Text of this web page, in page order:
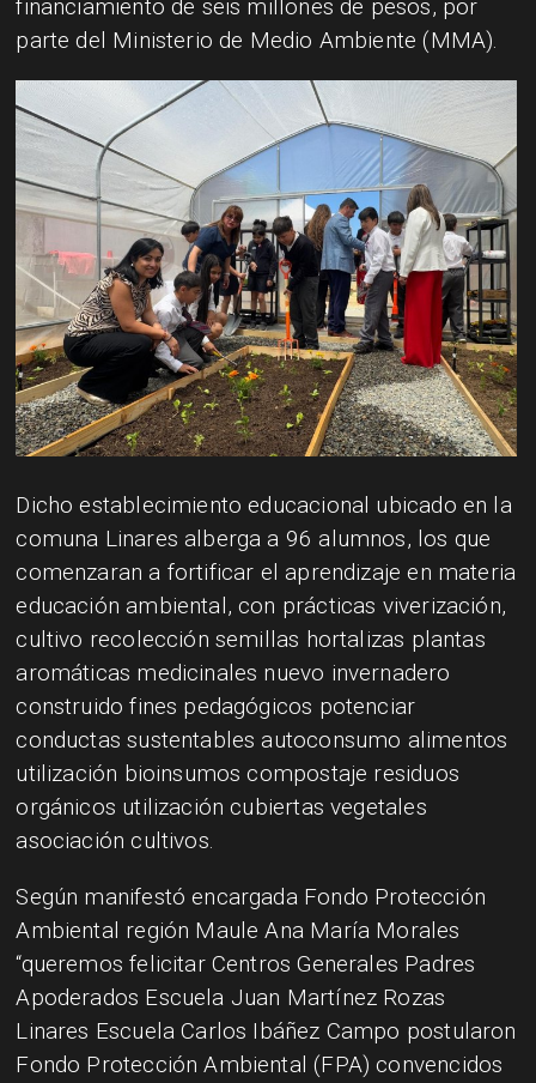
financiamiento de seis millones de pesos, por
parte del Ministerio de Medio Ambiente (MMA).
Dicho establecimiento educacional ubicado en la
comuna Linares alberga a 96 alumnos, los que
comenzaran a fortificar el aprendizaje en materia
educación ambiental, con prácticas viverización,
cultivo recolección semillas hortalizas plantas
aromáticas medicinales nuevo invernadero
construido fines pedagógicos potenciar
conductas sustentables autoconsumo alimentos
utilización bioinsumos compostaje residuos
orgánicos utilización cubiertas vegetales
asociación cultivos.
Según manifestó encargada Fondo Protección
Ambiental región Maule Ana María Morales
“queremos felicitar Centros Generales Padres
Apoderados Escuela Juan Martínez Rozas
Linares Escuela Carlos Ibáñez Campo postularon
Fondo Protección Ambiental (FPA) convencidos